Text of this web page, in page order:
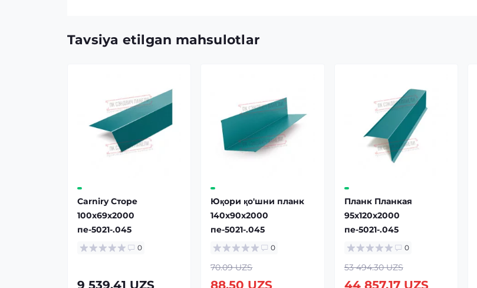
Tavsiya etilgan mahsulotlar
Carniry Сторе
100x69x2000
пе-5021-.045
0
Юқори қо'шни планк
140x90x2000
пе-5021-.045
0
70.09 UZS
Планк Планкая
95x120x2000
пе-5021-.045
0
53 494.30 UZS